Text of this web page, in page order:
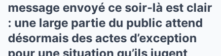
message envoyé ce soir-là est clair
: une large partie du public attend
désormais des actes d’exception